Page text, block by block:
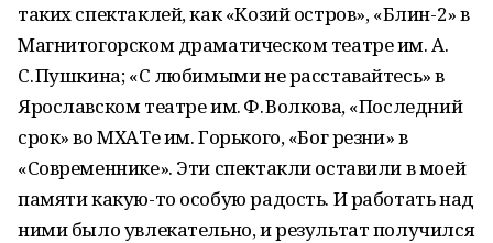
таких спектаклей, как «Козий остров», «Блин-2» в
Магнитогорском драматическом театре им. А.
С. Пушкина; «С любимыми не расставайтесь» в
Ярославском театре им. Ф. Волкова, «Последний
срок» во МХАТе им. Горького, «Бог резни» в
«Современнике». Эти спектакли оставили в моей
памяти какую-то особую радость. И работать над
ними было увлекательно, и результат получился